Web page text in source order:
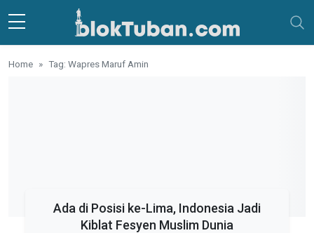
Skip to main content
Home Tag: Wapres Maruf Amin
Ada di Posisi ke-Lima, Indonesia Jadi
Kiblat Fesyen Muslim Dunia